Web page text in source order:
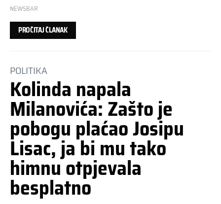
NEWSBAR
PROČITAJ ČLANAK
POLITIKA
Kolinda napala
Milanovića: Zašto je
pobogu plaćao Josipu
Lisac, ja bi mu tako
himnu otpjevala
besplatno